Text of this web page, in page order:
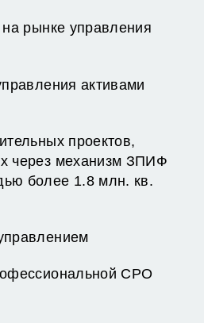
рынке управления
активами
проектов,
через механизм ЗПИФ
более 1.8 млн. кв.
СРО